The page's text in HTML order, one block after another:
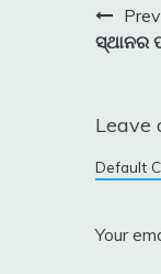
Post
ସ୍ଥାନର
Leave
Default
Your